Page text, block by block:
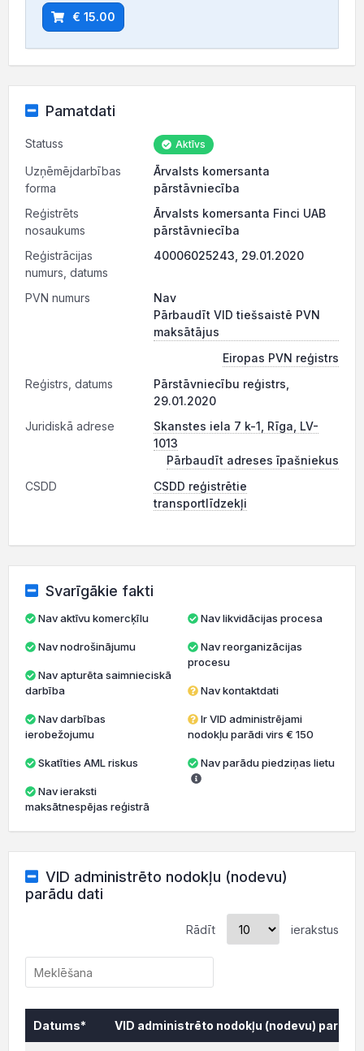
€ 15.00
Pamatdati
Statuss Aktīvs
Uzņēmējdarbības
forma
Ārvalsts komersanta
pārstāvniecība
Reģistrēts
nosaukums
Ārvalsts komersanta Finci UAB
pārstāvniecība
Reģistrācijas
numurs, datums
40006025243, 29.01.2020
PVN numurs
Nav
Pārbaudīt VID tiešsaistē PVN
maksātājus
Eiropas PVN reģistrs
Reģistrs, datums
Pārstāvniecību reģistrs,
29.01.2020
Juridiskā adrese
Skanstes iela 7 k-1, Rīga, LV-
1013
Pārbaudīt adreses īpašniekus
CSDD
CSDD reģistrētie
transportlīdzekļi
Svarīgākie fakti
Nav aktīvu komercķīlu
Nav nodrošinājumu
darbība
ierobežojumu
Skatīties AML riskus
maksātnespējas reģistrā
Nav likvidācijas procesa
Nav reorganizācijas
procesu
Nav kontaktdati
Ir VID administrējami
nodokļu parādi virs € 150
Nav parādu piedziņas lietu
VID administrēto nodokļu (nodevu)
parādu dati
Rādīt ierakstus
Datums*
VID administrēto nodokļu (nodevu)